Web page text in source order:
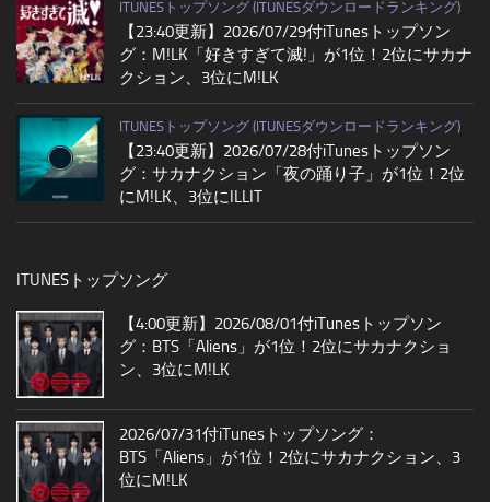
ITUNESトップソング (ITUNESダウンロードランキング)
【23:40更新】2026/07/29付iTunesトップソン
グ：M!LK「好きすぎて滅!」が1位！2位にサカナ
クション、3位にM!LK
ITUNESトップソング (ITUNESダウンロードランキング)
【23:40更新】2026/07/28付iTunesトップソン
グ：サカナクション「夜の踊り子」が1位！2位
にM!LK、3位にILLIT
ITUNESトップソング
【4:00更新】2026/08/01付iTunesトップソン
グ：BTS「Aliens」が1位！2位にサカナクショ
ン、3位にM!LK
2026/07/31付iTunesトップソング：
BTS「Aliens」が1位！2位にサカナクション、3
位にM!LK